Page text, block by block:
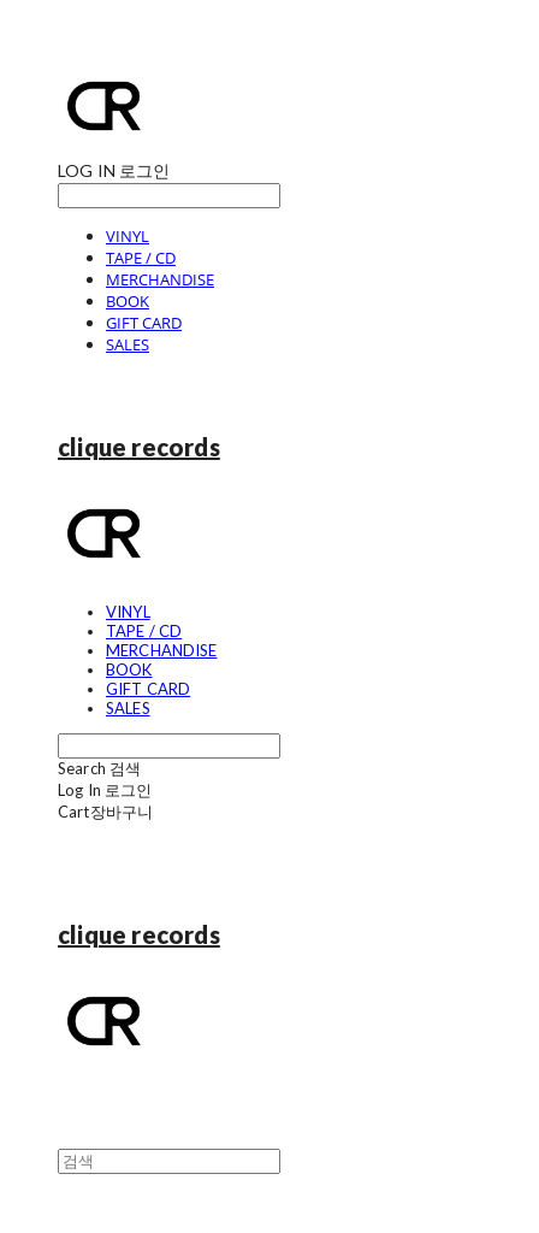
LOG IN 로그인
VINYL
TAPE / CD
MERCHANDISE
BOOK
GIFT CARD
SALES
clique records
VINYL
TAPE / CD
MERCHANDISE
BOOK
GIFT CARD
SALES
Search 검색
Log In 로그인
Cart장바구니
clique records